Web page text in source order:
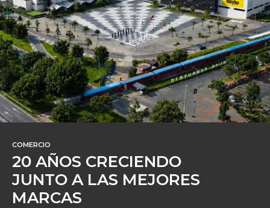
COMERCIO
20 AÑOS CRECIENDO
JUNTO A LAS MEJORES
MARCAS